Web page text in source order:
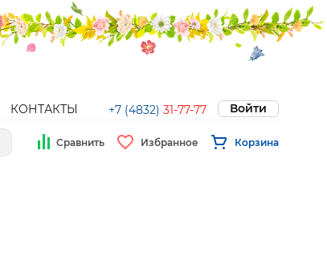
КОНТАКТЫ +7 (4832) 31-77-77 Войти
Сравнить Избранное Корзина